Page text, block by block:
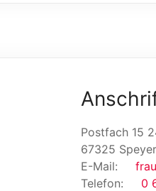
Postfach 15
67325 Speyer
E-Mail:
Telefon: 0